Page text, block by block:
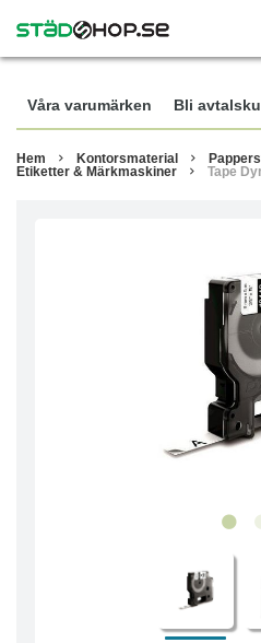
Våra varumärken Bli
Hem Kontorsmaterial
Etiketter & Märkmaskiner
Tape